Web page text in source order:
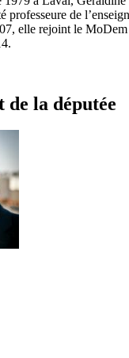
professeure de
elle rejoint le MoDem
de la députée